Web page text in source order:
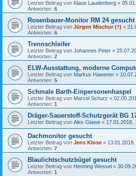
Letzter Beitrag von Klaus Laudenberg «
Antworten: 6
Rosenbauer-Monitor RM 24 gesucht
Letzter Beitrag von Jürgen Mischur (†) «
Antworten: 6
Trennschleifer
Letzter Beitrag von Johannes Peter «
Antworten: 2
ELW-Ausstattung, moderne
Letzter Beitrag von Markus Hawener «
Antworten: 5
Schmale Barth-Einpersonenhaspel
Letzter Beitrag von Marcel Schurz «
Antworten: 1
Dräger-Sauerstoff-Schutzgerät BG
Letzter Beitrag von Alex Glawe « 17.01.2018,
Dachmonitor gesucht
Letzter Beitrag von Jens Klose «
Antworten: 7
Blaulichtschutzbügel gesucht
Letzter Beitrag von Henning Wessel «
Antworten: 1